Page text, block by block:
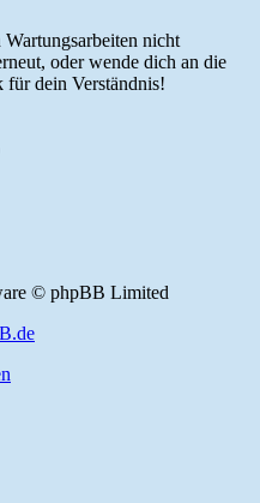
nicht
oder wende dich an die
dein Verständnis!
© phpBB Limited